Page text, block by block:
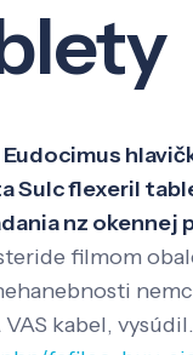
Sulc flexeril
nz okennej
filmom
kabel,